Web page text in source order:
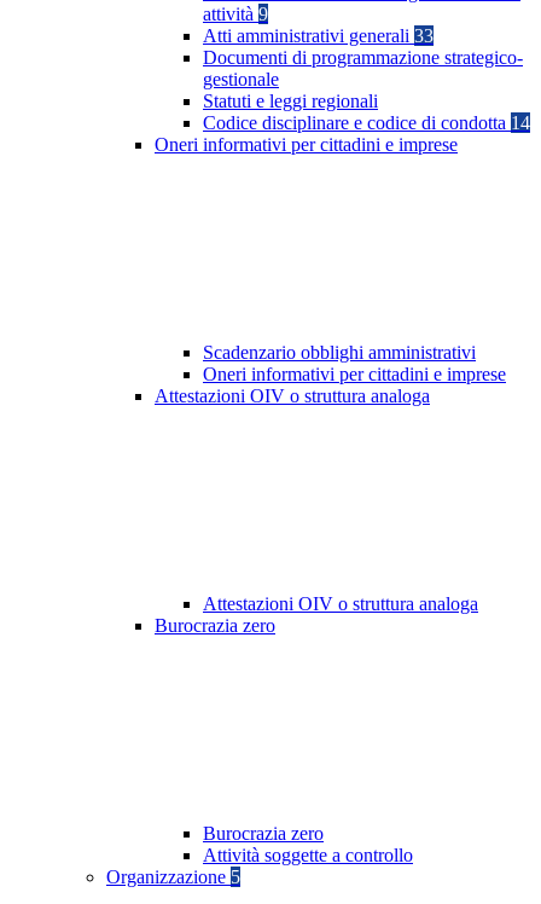
attività 9
Atti amministrativi generali 33
Documenti di programmazione strategico-
gestionale
Statuti e leggi regionali
Codice disciplinare e codice di condotta 14
Oneri informativi per cittadini e imprese
Scadenzario obblighi amministrativi
Oneri informativi per cittadini e imprese
Attestazioni OIV o struttura analoga
Attestazioni OIV o struttura analoga
Burocrazia zero
Burocrazia zero
Attività soggette a controllo
Organizzazione 5